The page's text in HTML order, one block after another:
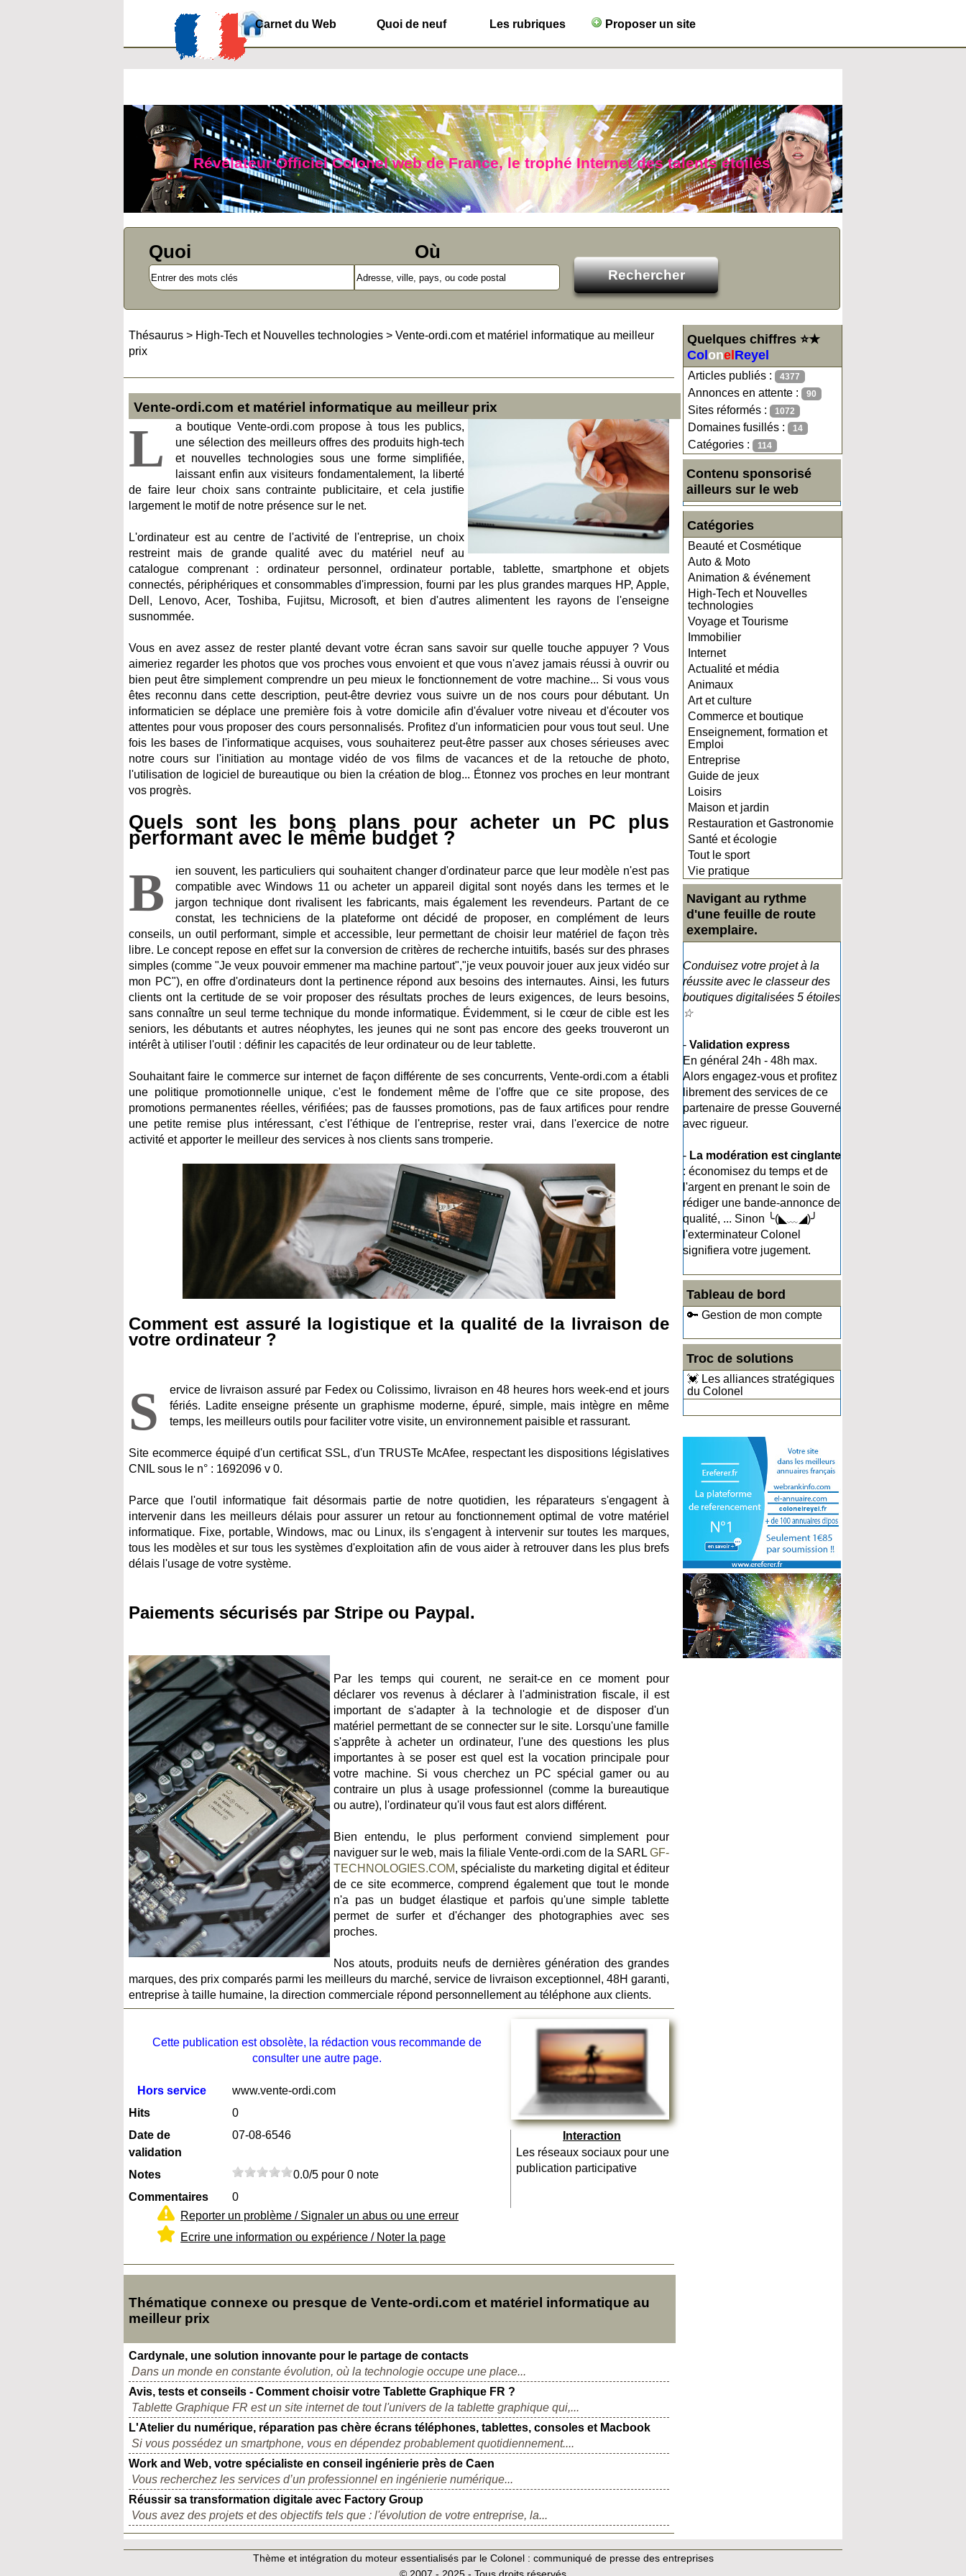
Carnet du Web Quoi de neuf Les rubriques Proposer un site
Révélateur Officiel Colonel web de France, le trophé Internet des talents étoilés
Quoi Où
Quelques chiffres ⭐★
Col onel Reyel
Articles publiés : 4377
Annonces en attente : 90
Sites réformés : 1072
Domaines fusillés : 14
Catégories : 114
Contenu sponsorisé
ailleurs sur le web
Catégories
Beauté et Cosmétique
Auto & Moto
Animation & événement
High-Tech et Nouvelles
technologies
Voyage et Tourisme
Immobilier
Internet
Actualité et média
Animaux
Art et culture
Commerce et boutique
Enseignement, formation et
Emploi
Entreprise
Guide de jeux
Loisirs
Maison et jardin
Restauration et Gastronomie
Santé et écologie
Tout le sport
Vie pratique
Navigant au rythme
d'une feuille de route
exemplaire.
Conduisez votre projet à la
réussite avec le classeur des
boutiques digitalisées 5 étoiles
☆
- Validation express
En général 24h - 48h max.
Alors engagez-vous et profitez
librement des services de ce
partenaire de presse Gouverné
avec rigueur.
- La modération est cinglante
: économisez du temps et de
l'argent en prenant le soin de
rédiger une bande-annonce de
qualité, ... Sinon ╰(◣﹏◢)╯
l'exterminateur Colonel
signifiera votre jugement.
Tableau de bord
🔑 Gestion de mon compte
Troc de solutions
💓 Les alliances stratégiques
du Colonel
Thésaurus > High-Tech et Nouvelles technologies > Vente-ordi.com et matériel informatique au meilleur
prix
Vente-ordi.com et matériel informatique au meilleur prix
L
a boutique Vente-ordi.com propose à tous les publics,
une sélection des meilleurs offres des produits high-tech
et nouvelles technologies sous une forme simplifiée,
laissant enfin aux visiteurs fondamentalement, la liberté
de faire leur choix sans contrainte publicitaire, et cela justifie
largement le motif de notre présence sur le net.
L'ordinateur est au centre de l'activité de l'entreprise, un choix
restreint mais de grande qualité avec du matériel neuf au
catalogue comprenant : ordinateur personnel, ordinateur portable, tablette, smartphone et objets
connectés, périphériques et consommables d'impression, fourni par les plus grandes marques HP, Apple,
Dell, Lenovo, Acer, Toshiba, Fujitsu, Microsoft, et bien d'autres alimentent les rayons de l'enseigne
susnommée.
Vous en avez assez de rester planté devant votre écran sans savoir sur quelle touche appuyer ? Vous
aimeriez regarder les photos que vos proches vous envoient et que vous n'avez jamais réussi à ouvrir ou
bien peut être simplement comprendre un peu mieux le fonctionnement de votre machine... Si vous vous
êtes reconnu dans cette description, peut-être devriez vous suivre un de nos cours pour débutant. Un
informaticien se déplace une première fois à votre domicile afin d'évaluer votre niveau et d'écouter vos
attentes pour vous proposer des cours personnalisés. Profitez d'un informaticien pour vous tout seul. Une
fois les bases de l'informatique acquises, vous souhaiterez peut-être passer aux choses sérieuses avec
notre cours sur l'initiation au montage vidéo de vos films de vacances et de la retouche de photo,
l'utilisation de logiciel de bureautique ou bien la création de blog... Étonnez vos proches en leur montrant
vos progrès.
Quels sont les bons plans pour acheter un PC plus
performant avec le même budget ?
B
ien souvent, les particuliers qui souhaitent changer d'ordinateur parce que leur modèle n'est pas
compatible avec Windows 11 ou acheter un appareil digital sont noyés dans les termes et le
jargon technique dont rivalisent les fabricants, mais également les revendeurs. Partant de ce
constat, les techniciens de la plateforme ont décidé de proposer, en complément de leurs
conseils, un outil performant, simple et accessible, leur permettant de choisir leur matériel de façon très
libre. Le concept repose en effet sur la conversion de critères de recherche intuitifs, basés sur des phrases
simples (comme "Je veux pouvoir emmener ma machine partout","je veux pouvoir jouer aux jeux vidéo sur
mon PC"), en offre d'ordinateurs dont la pertinence répond aux besoins des internautes. Ainsi, les futurs
clients ont la certitude de se voir proposer des résultats proches de leurs exigences, de leurs besoins,
sans connaître un seul terme technique du monde informatique. Évidemment, si le cœur de cible est les
seniors, les débutants et autres néophytes, les jeunes qui ne sont pas encore des geeks trouveront un
intérêt à utiliser l'outil : définir les capacités de leur ordinateur ou de leur tablette.
Souhaitant faire le commerce sur internet de façon différente de ses concurrents, Vente-ordi.com a établi
une politique promotionnelle unique, c'est le fondement même de l'offre que ce site propose, des
promotions permanentes réelles, vérifiées; pas de fausses promotions, pas de faux artifices pour rendre
une petite remise plus intéressant, c'est l'éthique de l'entreprise, rester vrai, dans l'exercice de notre
activité et apporter le meilleur des services à nos clients sans tromperie.
Comment est assuré la logistique et la qualité de la livraison de
votre ordinateur ?
S
ervice de livraison assuré par Fedex ou Colissimo, livraison en 48 heures hors week-end et jours
fériés. Ladite enseigne présente un graphisme moderne, épuré, simple, mais intègre en même
temps, les meilleurs outils pour faciliter votre visite, un environnement paisible et rassurant.
Site ecommerce équipé d'un certificat SSL, d'un TRUSTe McAfee, respectant les dispositions législatives
CNIL sous le n° : 1692096 v 0.
Parce que l'outil informatique fait désormais partie de notre quotidien, les réparateurs s'engagent à
intervenir dans les meilleurs délais pour assurer un retour au fonctionnement optimal de votre matériel
informatique. Fixe, portable, Windows, mac ou Linux, ils s'engagent à intervenir sur toutes les marques,
tous les modèles et sur tous les systèmes d'exploitation afin de vous aider à retrouver dans les plus brefs
délais l'usage de votre système.
Paiements sécurisés par Stripe ou Paypal.
Par les temps qui courent, ne serait-ce en ce moment pour
déclarer vos revenus à déclarer à l'administration fiscale, il est
important de s'adapter à la technologie et de disposer d'un
matériel permettant de se connecter sur le site. Lorsqu'une famille
s'apprête à acheter un ordinateur, l'une des questions les plus
importantes à se poser est quel est la vocation principale pour
votre machine. Si vous cherchez un PC spécial gamer ou au
contraire un plus à usage professionnel (comme la bureautique
ou autre), l'ordinateur qu'il vous faut est alors différent.
Bien entendu, le plus performent conviend simplement pour
naviguer sur le web, mais la filiale Vente-ordi.com de la SARL GF-
TECHNOLOGIES.COM, spécialiste du marketing digital et éditeur
de ce site ecommerce, comprend également que tout le monde
n'a pas un budget élastique et parfois qu'une simple tablette
permet de surfer et d'échanger des photographies avec ses
proches.
Nos atouts, produits neufs de dernières génération des grandes
marques, des prix comparés parmi les meilleurs du marché, service de livraison exceptionnel, 48H garanti,
entreprise à taille humaine, la direction commerciale répond personnellement au téléphone aux clients.
Cette publication est obsolète, la rédaction vous recommande de
consulter une autre page.
Hors service
www.vente-ordi.com
Hits
0
Date de
validation
07-08-6546
Notes
0.0/5 pour 0 note
Commentaires
0
Reporter un problème / Signaler un abus ou une erreur
Ecrire une information ou expérience / Noter la page
Interaction
Les réseaux sociaux pour une
publication participative
Thématique connexe ou presque de Vente-ordi.com et matériel informatique au
meilleur prix
Cardynale, une solution innovante pour le partage de contacts
Dans un monde en constante évolution, où la technologie occupe une place...
Avis, tests et conseils - Comment choisir votre Tablette Graphique FR ?
Tablette Graphique FR est un site internet de tout l'univers de la tablette graphique qui,...
L'Atelier du numérique, réparation pas chère écrans téléphones, tablettes, consoles et Macbook
Si vous possédez un smartphone, vous en dépendez probablement quotidiennement....
Work and Web, votre spécialiste en conseil ingénierie près de Caen
Vous recherchez les services d’un professionnel en ingénierie numérique...
Réussir sa transformation digitale avec Factory Group
Vous avez des projets et des objectifs tels que : l'évolution de votre entreprise, la...
Thème et intégration du moteur essentialisés par le Colonel : communiqué de presse des entreprises